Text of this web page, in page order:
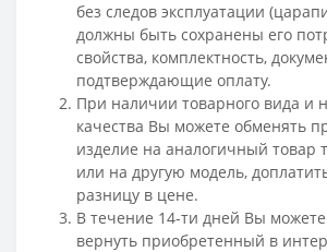
без следов эксплуатации
должны быть сохранены его
свойства, комплектность,
подтверждающие оплату.
При наличии товарного вида и
качества Вы можете обменять
изделие на аналогичный товар
или на другую модель,
разницу в цене.
В течение 14-ти дней Вы
вернуть приобретенный в